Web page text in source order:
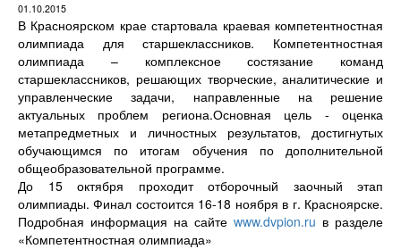
01.10.2015
В Красноярском крае стартовала краевая компетентностная
олимпиада для старшеклассников. Компетентностная
олимпиада – комплексное состязание команд
старшеклассников, решающих творческие, аналитические и
управленческие задачи, направленные на решение
актуальных проблем региона.Основная цель - оценка
метапредметных и личностных результатов, достигнутых
обучающимся по итогам обучения по дополнительной
общеобразовательной программе.
До 15 октября проходит отборочный заочный этап
олимпиады. Финал состоится 16-18 ноября в г. Красноярске.
Подробная информация на сайте www.dvpion.ru в разделе
«Компетентностная олимпиада»